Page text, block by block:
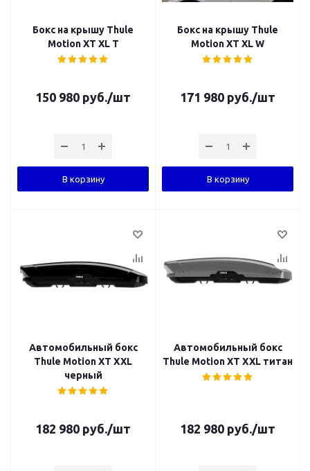
Бокс на крышу Thule
Motion XT XL T
150 980 руб./шт
В корзину
Бокс на крышу Thule
Motion XT XL W
171 980 руб./шт
В корзину
Автомобильный бокс
Thule Motion XT XXL
черный
182 980 руб./шт
Автомобильный бокс
Thule Motion XT XXL титан
182 980 руб./шт